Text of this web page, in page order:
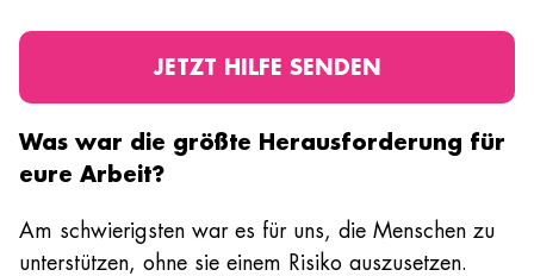
JETZT HILFE SENDEN
Was war die größte Herausforderung für
eure Arbeit?
Am schwierigsten war es für uns, die Menschen zu
unterstützen, ohne sie einem Risiko auszusetzen.